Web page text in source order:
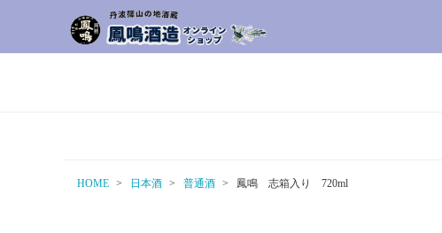
HOME 日本酒 普通酒 鳳鳴 志箱入り 720ml